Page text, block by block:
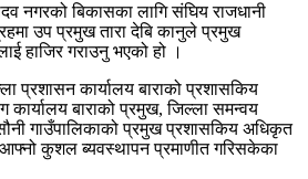
नगरको बिकासका लागि संघिय राजधानी
उप प्रमुख तारा देबि कानुले प्रमुख
हाजिर गराउनु भएको हो ।
प्रशासन कार्यालय बाराको प्रशासकिय
बाराको प्रमुख, जिल्ला समन्वय
गाउँपालिकाको प्रमुख प्रशासकिय अधिकृत
आफ्नो कुशल ब्यवस्थापन प्रमाणीत गरिसकेका